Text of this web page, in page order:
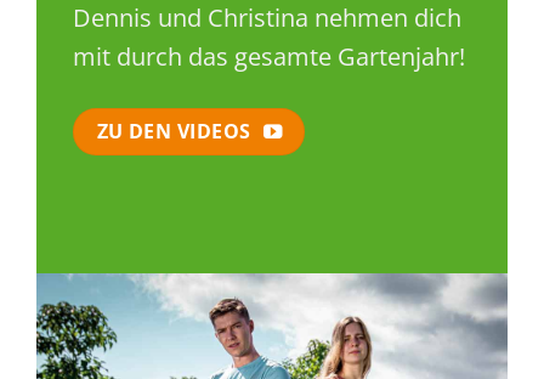
Dennis und Christina nehmen dich
mit durch das gesamte Gartenjahr!
ZU DEN VIDEOS